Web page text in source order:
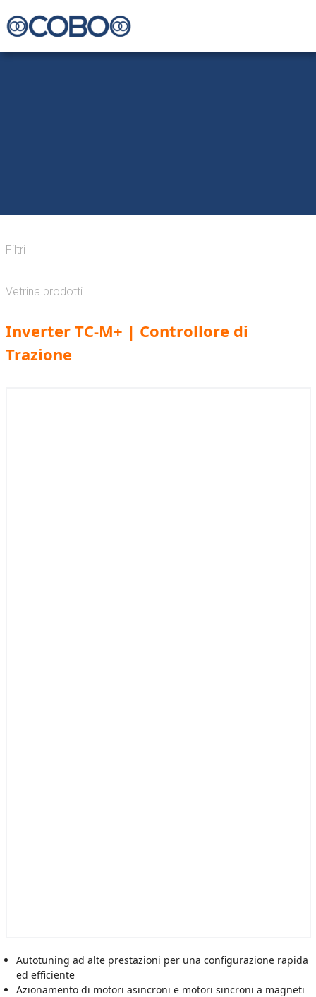
Filtri
Vetrina prodotti
Inverter TC-M+ | Controllore di
Trazione
Autotuning ad alte prestazioni per una configurazione rapida
ed efficiente
Azionamento di motori asincroni e motori sincroni a magneti